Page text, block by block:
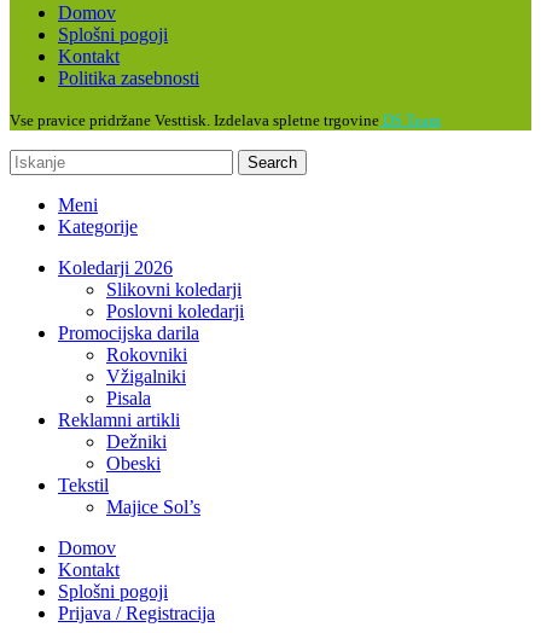
Domov
Splošni pogoji
Kontakt
Politika zasebnosti
Vse pravice pridržane Vesttisk. Izdelava spletne trgovine DS Team
Search
Meni
Kategorije
Koledarji 2026
Slikovni koledarji
Poslovni koledarji
Promocijska darila
Rokovniki
Vžigalniki
Pisala
Reklamni artikli
Dežniki
Obeski
Tekstil
Majice Sol’s
Domov
Kontakt
Splošni pogoji
Prijava / Registracija